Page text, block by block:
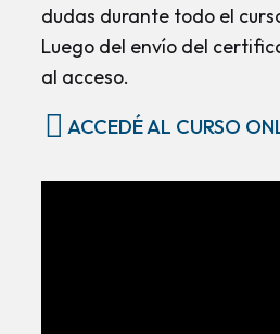
dudas durante todo el
Luego del envío del
al acceso.
ACCEDÉ AL CURSO